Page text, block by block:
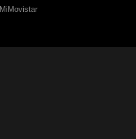
MiMovistar